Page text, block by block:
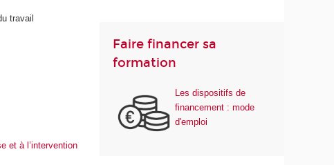
travail
et à l’intervention
Faire financer sa
formation
Les dispositifs de
financement : mode
d'emploi